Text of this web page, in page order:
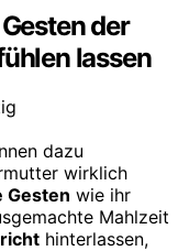
der
lassen
dazu
wirklich
Gesten wie ihr
Mahlzeit
hinterlassen,